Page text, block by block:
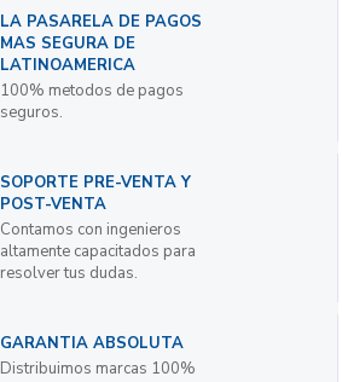
LA PASARELA DE PAGOS
MAS SEGURA DE
LATINOAMERICA
100% metodos de pagos
seguros.
SOPORTE PRE-VENTA Y
POST-VENTA
Contamos con ingenieros
altamente capacitados para
resolver tus dudas.
GARANTIA ABSOLUTA
Distribuimos marcas 100%